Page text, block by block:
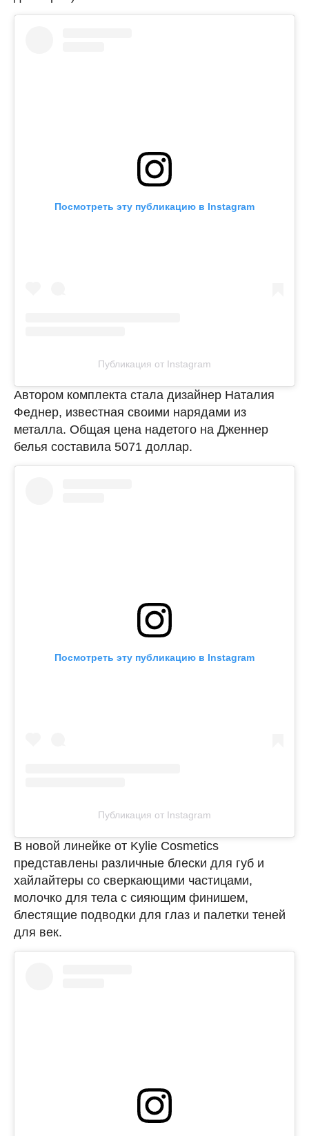
Посмотреть эту публикацию в Instagram
Публикация от Instagram
Автором комплекта стала дизайнер Наталия
Феднер, известная своими нарядами из
металла. Общая цена надетого на Дженнер
белья составила 5071 доллар.
Посмотреть эту публикацию в Instagram
Публикация от Instagram
В новой линейке от Kylie Cosmetics
представлены различные блески для губ и
хайлайтеры со сверкающими частицами,
молочко для тела с сияющим финишем,
блестящие подводки для глаз и палетки теней
для век.